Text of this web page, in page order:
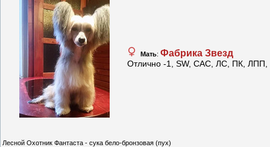
Мать: Фабрика Звезд
Отлично -1, SW, САС, ЛС, ПК,
Лесной Охотник Фантаста - сука бело-бронзовая (пух)